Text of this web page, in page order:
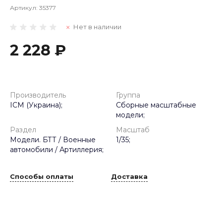
Артикул: 35377
Нет в наличии
2 228 ₽
Производитель
ICM (Украина);
Группа
Сборные масштабные
модели;
Раздел
Модели. БТТ / Военные
автомобили / Артиллерия;
Масштаб
1/35;
Способы оплаты Доставка